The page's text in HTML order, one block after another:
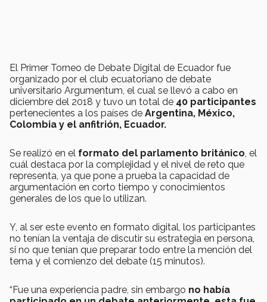
El Primer Torneo de Debate Digital de Ecuador fue
organizado por el club ecuatoriano de debate
universitario Argumentum, el cual se llevó a cabo en
diciembre del 2018 y tuvo un total de 40 participantes
pertenecientes a los países de Argentina, México,
Colombia y el anfitrión, Ecuador.
Se realizó en el formato del parlamento británico , el
cuál destaca por la complejidad y el nivel de reto que
representa, ya que pone a prueba la capacidad de
argumentación en corto tiempo y conocimientos
generales de los que lo utilizan.
Y, al ser este evento en formato digital, los participantes
no tenían la ventaja de discutir su estrategia en persona,
si no que tenían que preparar todo entre la mención del
tema y el comienzo del debate (15 minutos).
“Fue una experiencia padre, sin embargo no había